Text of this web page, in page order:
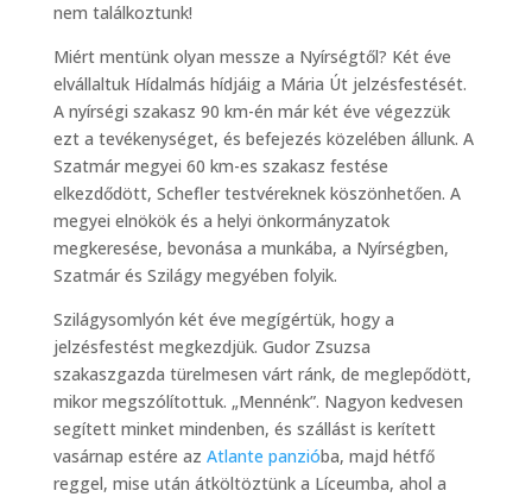
nem találkoztunk!
Miért mentünk olyan messze a Nyírségtől? Két éve
elvállaltuk Hídalmás hídjáig a Mária Út jelzésfestését.
A nyírségi szakasz 90 km-én már két éve végezzük
ezt a tevékenységet, és befejezés közelében állunk. A
Szatmár megyei 60 km-es szakasz festése
elkezdődött, Schefler testvéreknek köszönhetően. A
megyei elnökök és a helyi önkormányzatok
megkeresése, bevonása a munkába, a Nyírségben,
Szatmár és Szilágy megyében folyik.
Szilágysomlyón két éve megígértük, hogy a
jelzésfestést megkezdjük. Gudor Zsuzsa
szakaszgazda türelmesen várt ránk, de meglepődött,
mikor megszólítottuk. „Mennénk”. Nagyon kedvesen
segített minket mindenben, és szállást is kerített
vasárnap estére az Atlante panzióba, majd hétfő
reggel, mise után átköltöztünk a Líceumba, ahol a